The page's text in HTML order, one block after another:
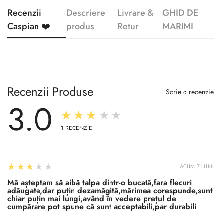
Recenzii
Caspian ❤️
Descriere
produs
Livrare &
Retur
GHID DE
MARIMI
Recenzii Produse Scrie o recenzie
3.0 ★★★★★
1 RECENZIE
3
★★★★★
Mă așteptam să aibă talpa dintr-o bucată,fara flecuri
adăugate,dar puțin dezamăgită,mărimea corespunde,sunt
chiar puțin mai lungi,având în vedere prețul de
cumpărare pot spune că sunt acceptabili,par durabili
ACUM 7 LUNI